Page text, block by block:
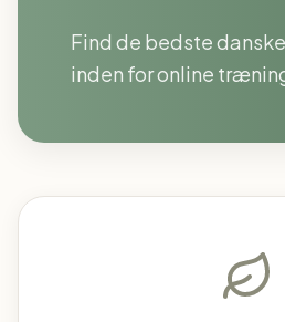
Find de bedste
inden for online